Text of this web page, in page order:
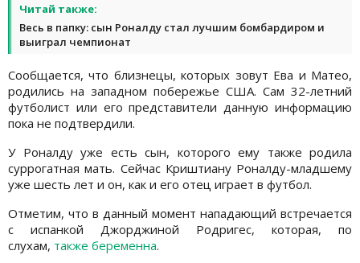
Читай также:
Весь в папку: сын Роналду стал лучшим бомбардиром и
выиграл чемпионат
Сообщается, что близнецы, которых зовут Ева и Матео,
родились на западном побережье США. Сам 32-летний
футболист или его представители данную информацию
пока не подтвердили.
У Роналду уже есть сын, которого ему также родила
суррогатная мать. Сейчас Криштиану Роналду-младшему
уже шесть лет и он, как и его отец играет в футбол.
Отметим, что в данный момент нападающий встречается
с испанкой Джорджиной Родригес, которая, по
слухам, также беременна.